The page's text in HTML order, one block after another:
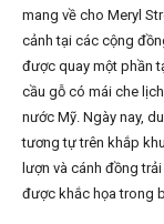
mang về cho Meryl
cảnh tại các cộng
được quay một phần
cầu gỗ có mái che
nước Mỹ. Ngày nay,
tương tự trên khắp
lượn và cánh đồng
được khắc họa trong